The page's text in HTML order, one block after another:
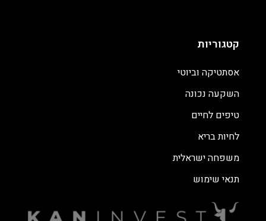
קטגוריות
אסתטיקה וביוטי
השקעה נכונה
טיפים לחיים
לחיות בריא
משפחה ישראלית
תנאי שימוש